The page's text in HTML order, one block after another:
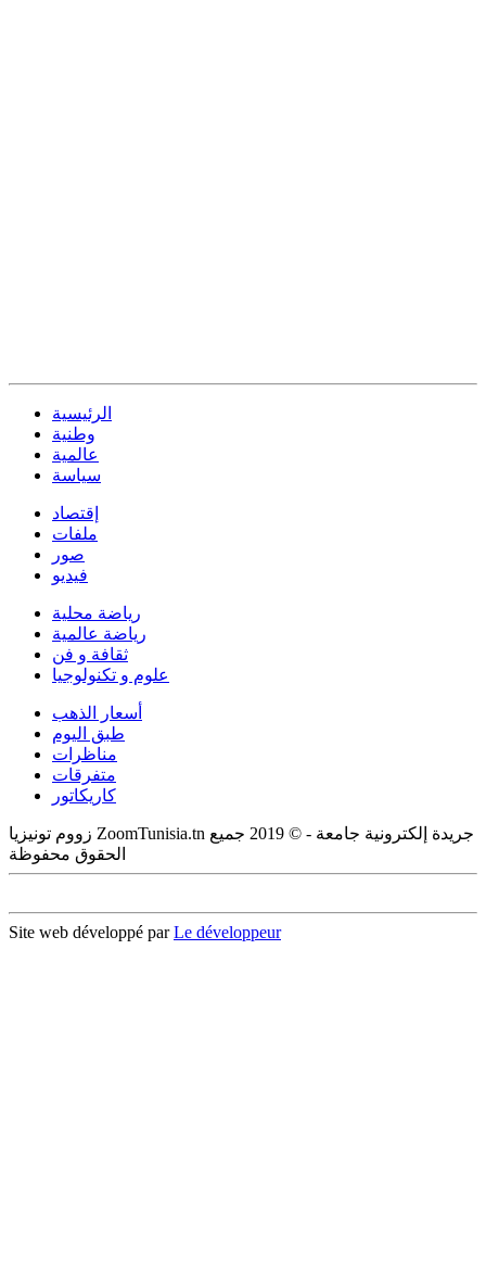
الرئيسية
وطنية
عالمية
سياسة
إقتصاد
ملفات
صور
فيديو
رياضة محلية
رياضة عالمية
ثقافة و فن
علوم و تكنولوجيا
أسعار الذهب
طبق اليوم
مناظرات
متفرقات
كاريكاتور
زووم تونيزيا ZoomTunisia.tn جريدة إلكترونية جامعة - © 2019 جميع
الحقوق محفوظة
Site web développé parLe développeur